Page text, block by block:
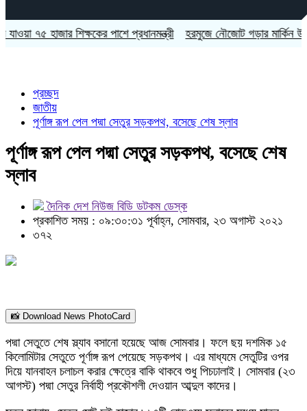
৭৫ হাজার শিক্ষকের পাশে প্রধানমন্ত্রী হরমুজে নৌজোট গড়ার মার্কিন
প্রচ্ছদ
জাতীয়
পূর্ণাঙ্গ রূপ পেল পদ্মা সেতুর সড়কপথ, বসেছে শেষ স্লাব
পূর্ণাঙ্গ রূপ পেল পদ্মা সেতুর সড়কপথ, বসেছে শেষ
স্লাব
দৈনিক দেশ নিউজ বিডি ডটকম ডেস্ক
প্রকাশিত সময় : ০৯:৩০:৩১ পূর্বাহ্ন, সোমবার, ২৩ অগাস্ট ২০২১
৩৭২
📸 Download News PhotoCard
পদ্মা সেতুতে শেষ স্ল্যাব বসানো হয়েছে আজ সোমবার। ফলে ছয় দশমিক ১৫
কিলোমিটার সেতুতে পূর্ণাঙ্গ রূপ পেয়েছে সড়কপথ। এর মাধ্যমে সেতুটির ওপর
দিয়ে যানবাহন চলাচল করার ক্ষেত্রে বাকি থাকবে শুধু পিচঢালাই। সোমবার (২৩
আগস্ট) পদ্মা সেতুর নির্বাহী প্রকৌশলী দেওয়ান আব্দুল কাদের।